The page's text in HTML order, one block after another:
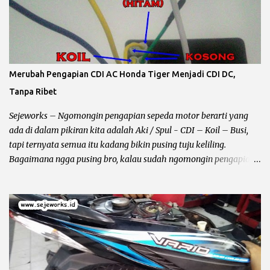
Ya campur dorong maksudnya... he….. Ini contoh gambarnya spul
Jupiter mx , masih ok… Beberapa kerusakan pada spull sepeda
motor : Spul pengisian Pada umumnya kabel berwarna putih,
kalau spul ini rusak atau terbakar maka pengaruhnya aki akan
ngedrop sampai habis 2 -3 kali, bahkan kalau ganti kiprok pun
akan tetap sama Karena problemnya ada pada lilitan spul. Cara
mengeceknya bisa dilihat kondisi fisik biasanya terbakar, atau
lilitan kawat putus, untuk pengecekan secara akurat tanpa
bongkar...
Merubah Pengapian CDI AC Honda Tiger Menjadi CDI DC,
Tanpa Ribet
Sejeworks – Ngomongin pengapian sepeda motor berarti yang
ada di dalam pikiran kita adalah Aki / Spul - CDI – Koil – Busi,
tapi ternyata semua itu kadang bikin pusing tuju keliling.
Bagaimana ngga pusing bro, kalau sudah ngomongin pengapian
lebih jauh harus diingat hal yang lagi dibahas itu masalah
pengapian bukan penerangan, karena kadang ada bro yang
bingung jadi gua perjelas dan pertajam setajam silet baru beli.
Pengapian berhubungan dengan CDI dan busi sementara
penerangan berhubungan dengan kiprok dan lampu depan. Jalur